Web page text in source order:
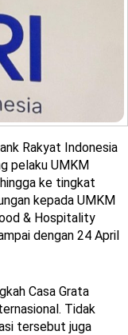
Rakyat Indonesia
pelaku UMKM
ke tingkat
kepada UMKM
& Hospitality
dengan 24 April
Casa Grata
Tidak
tersebut juga